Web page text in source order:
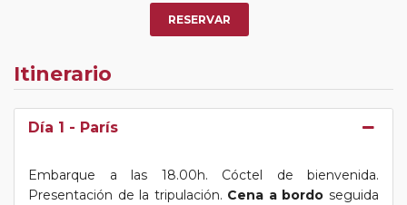
RESERVAR
Itinerario
Día 1 - París
Embarque a las 18.00h. Cóctel de bienvenida.
Presentación de la tripulación. Cena a bordo seguida